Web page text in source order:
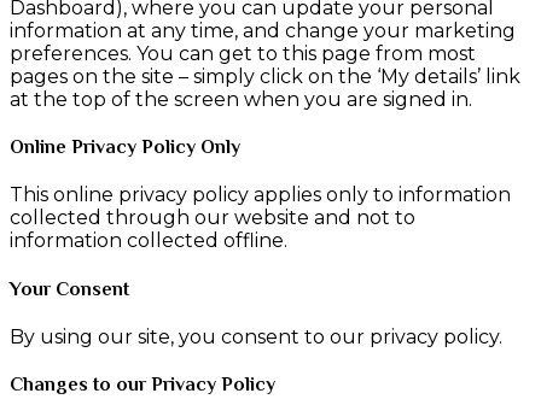
Dashboard), where you can update your personal
information at any time, and change your marketing
preferences. You can get to this page from most
pages on the site – simply click on the ‘My details’ link
at the top of the screen when you are signed in.
Online Privacy Policy Only
This online privacy policy applies only to information
collected through our website and not to
information collected offline.
Your Consent
By using our site, you consent to our privacy policy.
Changes to our Privacy Policy